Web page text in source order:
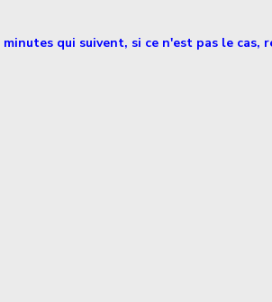
qui suivent, si ce n'est pas le cas,